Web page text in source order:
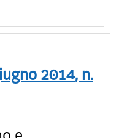
2014, n.